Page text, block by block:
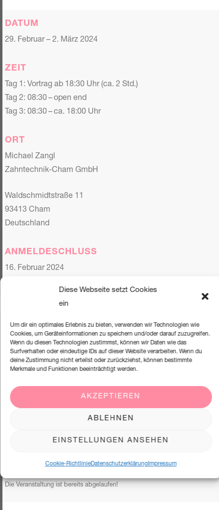
Diese Webseite setzt Cookies
ein
Um dir ein optimales Erlebnis zu bieten, verwenden wir Technologien wie
Cookies, um Geräteinformationen zu speichern und/oder darauf zuzugreifen.
Wenn du diesen Technologien zustimmst, können wir Daten wie das
Surfverhalten oder eindeutige IDs auf dieser Website verarbeiten. Wenn du
deine Zustimmung nicht erteilst oder zurückziehst, können bestimmte
Merkmale und Funktionen beeinträchtigt werden.
AKZEPTIEREN
ABLEHNEN
EINSTELLUNGEN ANSEHEN
Cookie-RichtlinieDatenschutzerklärung Impressum
DATUM
29. Februar – 2. März 2024
ZEIT
Tag 1: Vortrag ab 18:30 Uhr (ca. 2 Std.)
Tag 2: 08:30 – open end
Tag 3: 08:30 – ca. 18:00 Uhr
ORT
Michael Zangl
Zahntechnik-Cham GmbH
Waldschmidtstraße 11
93413 Cham
Deutschland
ANMELDESCHLUSS
16. Februar 2024
ANMELDEFORMULAR
9 verbleibende Plätze
Gesamtpreis netto €1250
Die Veranstaltung ist bereits abgelaufen!